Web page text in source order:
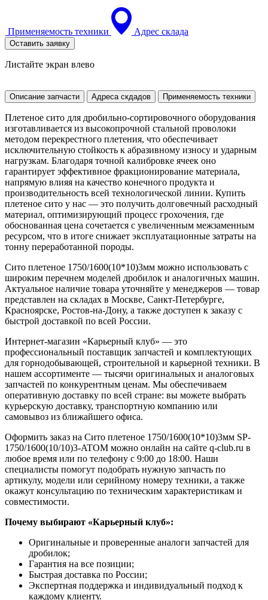
Применяемость техники Адрес склада
Оставить заявку
Листайте экран влево
Описание запчасти Адреса скдадов Применяемость техники
Плетеное сито для дробильно-сортировочного оборудования
изготавливается из высокопрочной стальной проволоки
методом перекрестного плетения, что обеспечивает
исключительную стойкость к абразивному износу и ударным
нагрузкам. Благодаря точной калибровке ячеек оно
гарантирует эффективное фракционирование материала,
напрямую влияя на качество конечного продукта и
производительность всей технологической линии. Купить
плетеное сито у нас — это получить долговечный расходный
материал, оптимизирующий процесс грохочения, где
обоснованная цена сочетается с увеличенным межзаменным
ресурсом, что в итоге снижает эксплуатационные затраты на
тонну переработанной породы.
Сито плетеное 1750/1600(10*10)3мм можно использовать с
широким перечнем моделей дробилок и аналогичных машин.
Актуальное наличие товара уточняйте у менеджеров — товар
представлен на складах в Москве, Санкт-Петербурге,
Красноярске, Ростов-на-Дону, а также доступен к заказу с
быстрой доставкой по всей России.
Интернет-магазин «Карьерный клуб» — это
профессиональный поставщик запчастей и комплектующих
для горнодобывающей, строительной и карьерной техники. В
нашем ассортименте — тысячи оригинальных и аналоговых
запчастей по конкурентным ценам. Мы обеспечиваем
оперативную доставку по всей стране: вы можете выбрать
курьерскую доставку, транспортную компанию или
самовывоз из ближайшего офиса.
Оформить заказ на Сито плетеное 1750/1600(10*10)3мм SP-
1750/1600(10/10)3-ATOM можно онлайн на сайте q-club.ru в
любое время или по телефону с 9:00 до 18:00. Наши
специалисты помогут подобрать нужную запчасть по
артикулу, модели или серийному номеру техники, а также
окажут консультацию по техническим характеристикам и
совместимости.
Почему выбирают «Карьерный клуб»:
Оригинальные и проверенные аналоги запчастей для
дробилок;
Гарантия на все позиции;
Быстрая доставка по России;
Экспертная поддержка и индивидуальный подход к
каждому клиенту.